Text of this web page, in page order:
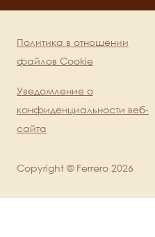
mobile
Legal
Политика в отношении
файлов Cookie
Уведомление о
конфиденциальности веб-
сайта
Copyright © Ferrero 2026